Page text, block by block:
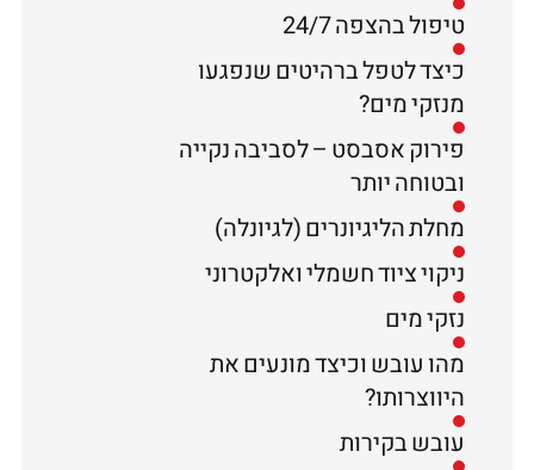
טיפול בהצפה 24/7
כיצד לטפל ברהיטים שנפגעו
מנזקי מים?
פירוק אסבסט – לסביבה נקייה
ובטוחה יותר
מחלת הליגיונרים (לגיונלה)
ניקוי ציוד חשמלי ואלקטרוני
נזקי מים
מהו עובש וכיצד מונעים את
היווצרותו?
עובש בקירות